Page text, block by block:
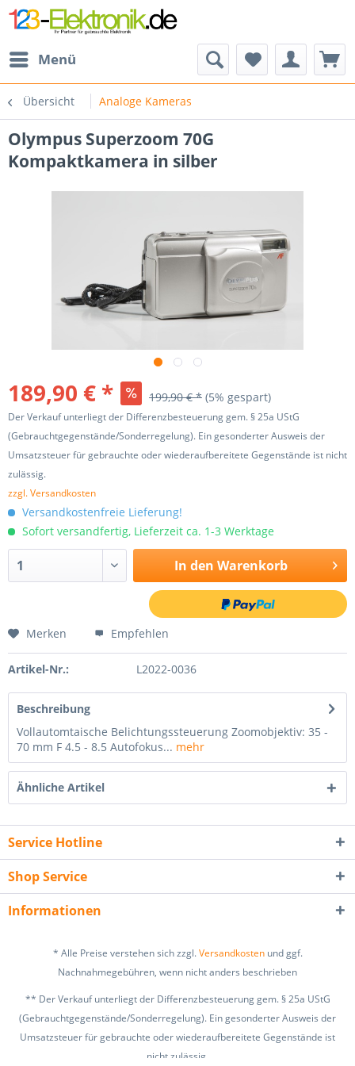
Menü
Übersicht Analoge Kameras
Olympus Superzoom 70G
Kompaktkamera in silber
189,90 € * 199,90 € * (5% gespart)
Der Verkauf unterliegt der Differenzbesteuerung gem. § 25a UStG
(Gebrauchtgegenstände/Sonderregelung). Ein gesonderter Ausweis der
Umsatzsteuer für gebrauchte oder wiederaufbereitete Gegenstände ist nicht
zulässig.
zzgl. Versandkosten
Versandkostenfreie Lieferung!
Sofort versandfertig, Lieferzeit ca. 1-3 Werktage
In den Warenkorb
Merken Empfehlen
Artikel-Nr.: L2022-0036
Beschreibung
Vollautomtaische Belichtungssteuerung Zoomobjektiv: 35 -
70 mm F 4.5 - 8.5 Autofokus... mehr
Ähnliche Artikel
Service Hotline
Shop Service
Informationen
* Alle Preise verstehen sich zzgl.Versandkostenund ggf.
Nachnahmegebühren, wenn nicht anders beschrieben
** Der Verkauf unterliegt der Differenzbesteuerung gem. § 25a UStG
(Gebrauchtgegenstände/Sonderregelung). Ein gesonderter Ausweis der
Umsatzsteuer für gebrauchte oder wiederaufbereitete Gegenstände ist
nicht zulässig.